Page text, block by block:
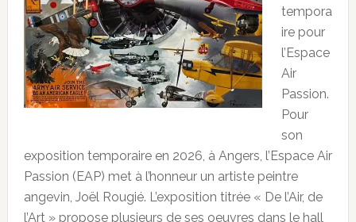
tempora
ire pour
l’Espace
Air
Passion.
Pour
son
exposition temporaire en 2026, à Angers, l’Espace Air
Passion (EAP) met à l’honneur un artiste peintre
angevin, Joël Rougié. L’exposition titrée « De l’Air, de
l’Art » propose plusieurs de ses oeuvres dans le hall